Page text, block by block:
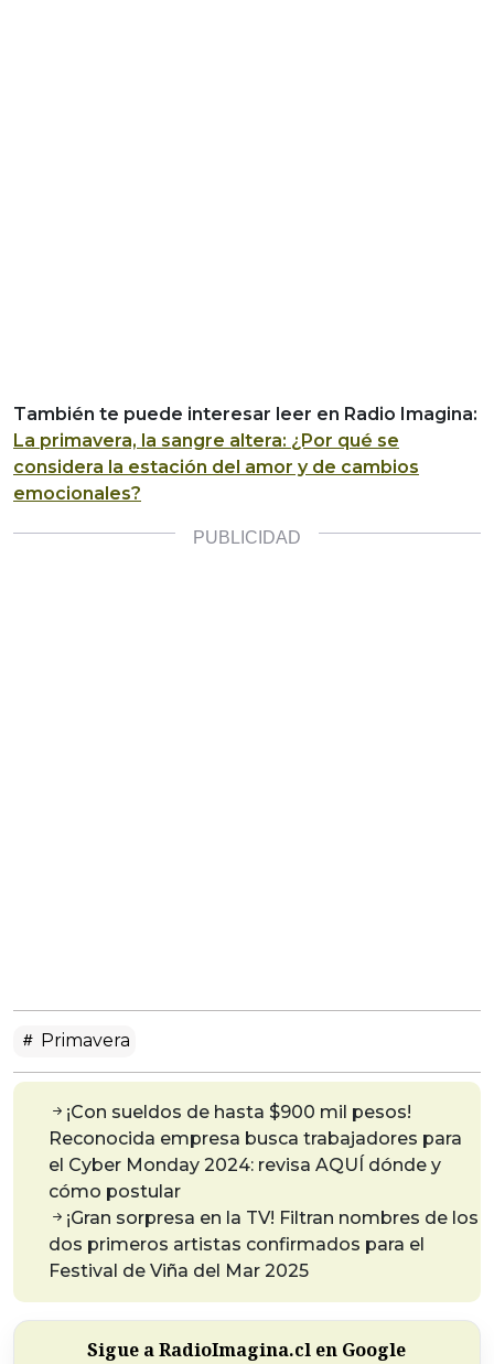
También te puede interesar leer en Radio Imagina:
La primavera, la sangre altera: ¿Por qué se
considera la estación del amor y de cambios
emocionales?
Primavera
¡Con sueldos de hasta $900 mil pesos!
Reconocida empresa busca trabajadores para
el Cyber Monday 2024: revisa AQUÍ dónde y
cómo postular
¡Gran sorpresa en la TV! Filtran nombres de los
dos primeros artistas confirmados para el
Festival de Viña del Mar 2025
Sigue a RadioImagina.cl en Google